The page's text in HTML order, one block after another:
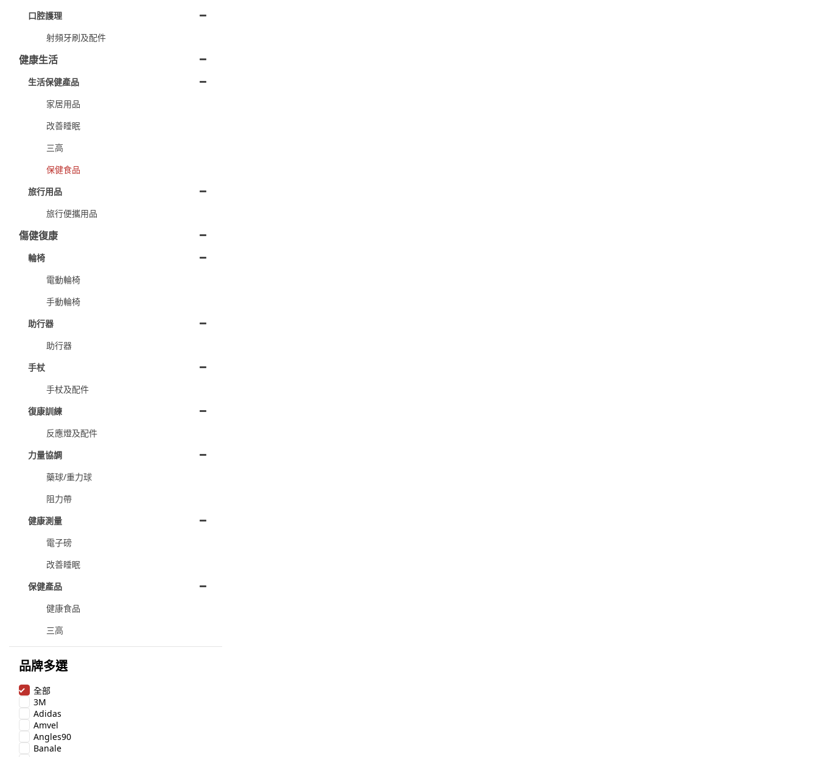
口腔護理
射頻牙刷及配件
健康生活
生活保健產品
家居用品
改善睡眠
三高
保健食品
旅行用品
旅行便攜用品
傷健復康
輪椅
電動輪椅
手動輪椅
助行器
助行器
手杖
手杖及配件
復康訓練
反應燈及配件
力量協調
藥球/重力球
阻力帶
健康測量
電子磅
改善睡眠
保健產品
健康食品
三高
品牌多選
全部
3M
Adidas
Amvel
Angles90
Banale